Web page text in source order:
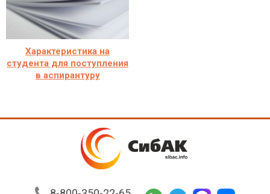
Характеристика на
студента для поступления
в аспирантуру